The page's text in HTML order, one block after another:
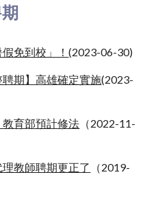
免到校」！(2023-06-30)
期】高雄確定實施(2023-
育部預計修法 （2022-11-
教師聘期更正了
（2019-